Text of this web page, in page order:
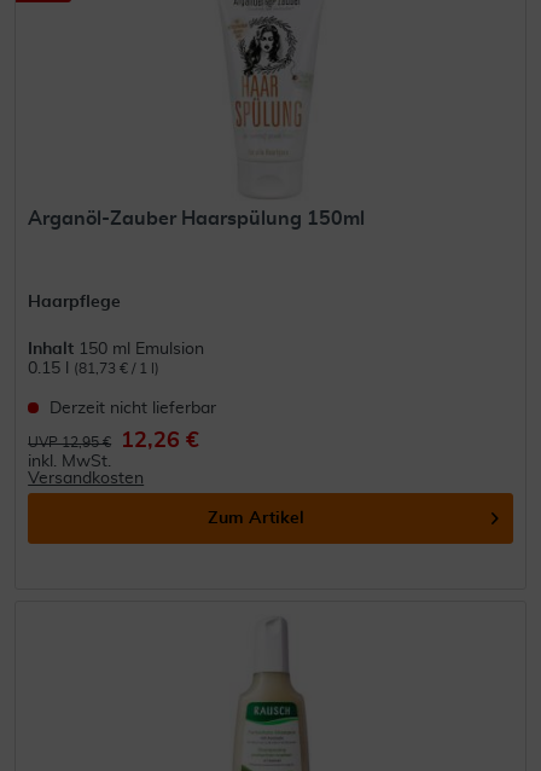
Arganöl-Zauber Haarspülung 150ml
Haarpflege
Inhalt 150 ml Emulsion
0.15 l
(81,73 € / 1 l)
Derzeit nicht lieferbar
UVP 12,95 € 12,26 €
inkl. MwSt.
Versandkosten
Zum Artikel